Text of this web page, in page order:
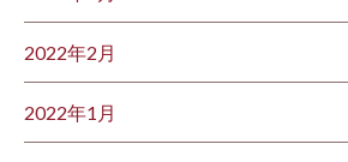
2022年2月
2022年1月